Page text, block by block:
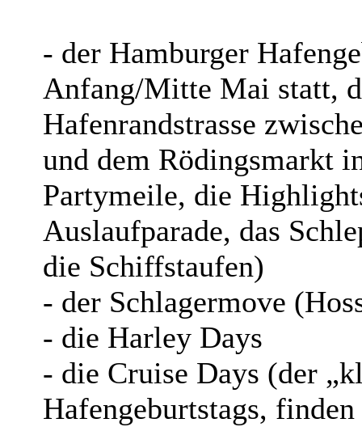
- der Hamburger
Anfang/Mitte Mai statt,
Hafenrandstrasse
und dem Rödingsmarkt
Partymeile, die
Auslaufparade, das
die Schiffstaufen)
- der Schlagermove
- die Harley Days
- die Cruise Days (der
Hafengeburtstags,